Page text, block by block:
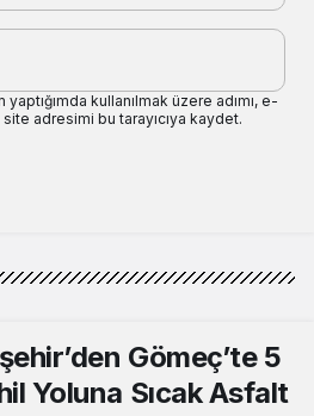
kullanılmak üzere adımı, e-
adresimi bu tarayıcıya kaydet.
Gömeç’te 5
Yoluna Sıcak Asfalt